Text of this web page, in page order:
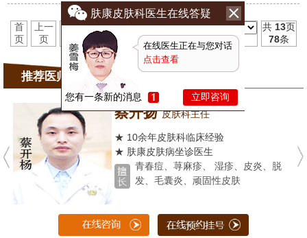
首
页
上一
页
1 2 3 4 5 6 7 8 9 10 11 下一
页
末
页
共 13页
78条
推荐医师
蔡开扬皮肤科主任
★ 10余年皮肤科临床经验
★ 肤康皮肤病坐诊医生
青春痘、荨麻疹、 湿疹、皮炎、脱
发、毛囊炎、顽固性皮肤
肤康皮肤科医生在线答疑
在线医生正在与您对话
点击查看
您有一条新的消息 立即咨询